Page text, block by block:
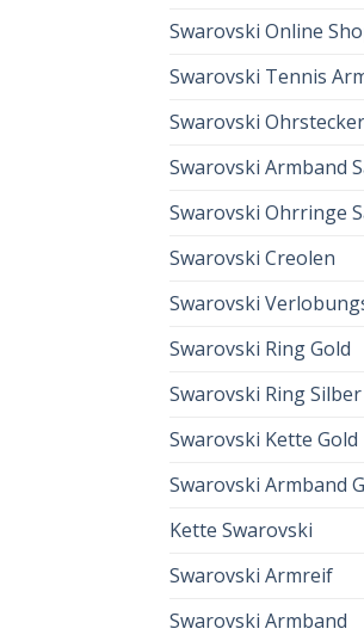
Swarovski Online
Swarovski Tennis
Swarovski Ohrstecker
Swarovski Armband
Swarovski Ohrringe
Swarovski Creolen
Swarovski
Swarovski Ring Gold
Swarovski Ring Silber
Swarovski Kette Gold
Swarovski Armband
Kette Swarovski
Swarovski Armreif
Swarovski Armband